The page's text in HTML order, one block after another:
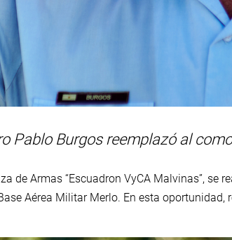
Pablo Burgos reemplazó al
de Armas “Escuadron VyCA Malvinas”,
Aérea Militar Merlo. En esta